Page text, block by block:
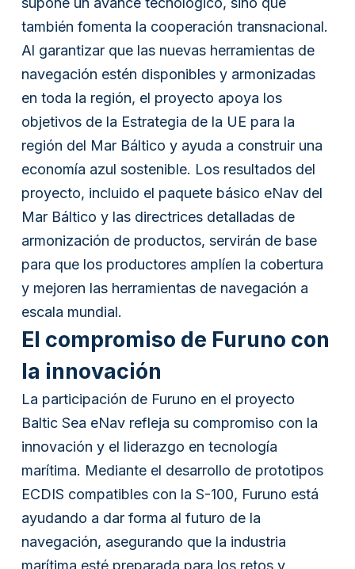
también fomenta la cooperación transnacional.
Al garantizar que las nuevas herramientas de
navegación estén disponibles y armonizadas
en toda la región, el proyecto apoya los
objetivos de la Estrategia de la UE para la
región del Mar Báltico y ayuda a construir una
economía azul sostenible. Los resultados del
proyecto, incluido el paquete básico eNav del
Mar Báltico y las directrices detalladas de
armonización de productos, servirán de base
para que los productores amplíen la cobertura
y mejoren las herramientas de navegación a
escala mundial.
El compromiso de Furuno con
la innovación
La participación de Furuno en el proyecto
Baltic Sea eNav refleja su compromiso con la
innovación y el liderazgo en tecnología
marítima. Mediante el desarrollo de prototipos
ECDIS compatibles con la S-100, Furuno está
ayudando a dar forma al futuro de la
navegación, asegurando que la industria
marítima esté preparada para los retos y